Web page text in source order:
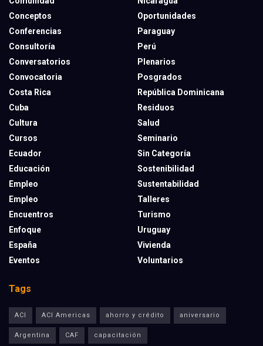
Conceptos
Conferencias
Consultoría
Conversatorios
Convocatoria
Costa Rica
Cuba
Cultura
Cursos
Ecuador
Educación
Empleo
Empleo
Encuentros
Enfoque
España
Eventos
Oportunidades
Paraguay
Perú
Plenarios
Posgrados
República Dominicana
Residuos
Salud
Seminario
Sin Categoría
Sostenibilidad
Sustentabilidad
Talleres
Turismo
Uruguay
Vivienda
Voluntarios
Tags
ACI ACI Americas ahorro y crédito aniversario
Argentina CAF capacitación